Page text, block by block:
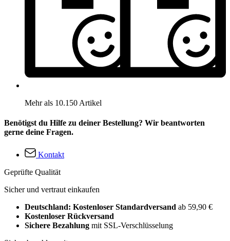
Mehr als 10.150 Artikel
Benötigst du Hilfe zu deiner Bestellung? Wir beantworten
gerne deine Fragen.
Kontakt
Geprüfte Qualität
Sicher und vertraut einkaufen
Deutschland: Kostenloser Standardversand ab 59,90 €
Kostenloser Rückversand
Sichere Bezahlung mit SSL-Verschlüsselung